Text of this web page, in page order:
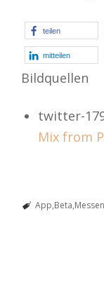
teilen
mitteilen
Bildquellen
twitter-
Mix from
App Beta